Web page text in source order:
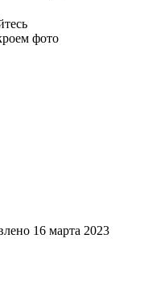
фото
16 марта 2023